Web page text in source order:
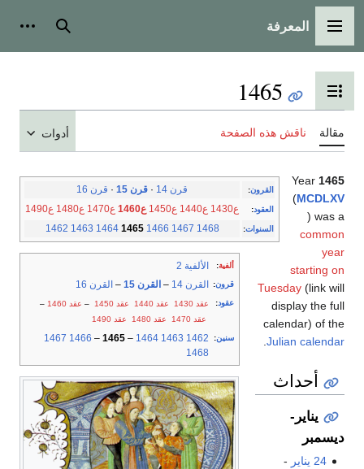
القائمة الرئيسية
المعرفة بحث
تبديل عرض جدول المحتويات
1465
مقالة ناقش هذه الصفحة أدوات
القرون: قرن 14 · قرن 15 · قرن 16
العقود: ع1430 ع1440 ع1450 ع1460 ع1470 ع1480 ع1490
السنوات:
1462 1463 1464 1465 1466 1467 1468
ألفية: الألفية 2
قرون: القرن 14 – القرن 15 – القرن 16
عقود: عقد 1430 عقد 1440 عقد 1450 – عقد 1460
–
عقد 1470
عقد 1480 عقد 1490
سنين:
1462
1463
1464
–
1465
–
1466
1467
1468
Year 1465
(MCDLXV
) was a
common
year
starting on
Tuesday (link will
display the full
calendar) of the
Julian calendar
أحداث
يناير-
ديسمبر
24 يناير
-